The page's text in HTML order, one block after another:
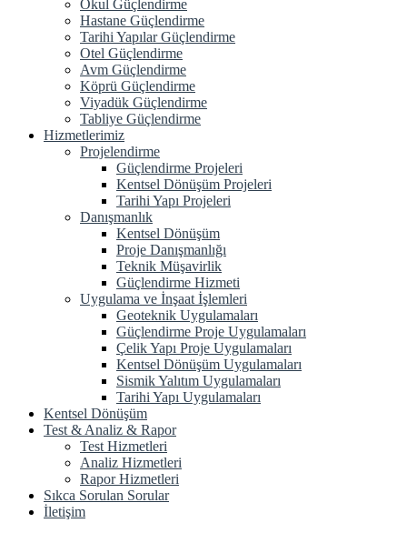
Okul Güçlendirme
Hastane Güçlendirme
Tarihi Yapılar Güçlendirme
Otel Güçlendirme
Avm Güçlendirme
Köprü Güçlendirme
Viyadük Güçlendirme
Tabliye Güçlendirme
Hizmetlerimiz
Projelendirme
Güçlendirme Projeleri
Kentsel Dönüşüm Projeleri
Tarihi Yapı Projeleri
Danışmanlık
Kentsel Dönüşüm
Proje Danışmanlığı
Teknik Müşavirlik
Güçlendirme Hizmeti
Uygulama ve İnşaat İşlemleri
Geoteknik Uygulamaları
Güçlendirme Proje Uygulamaları
Çelik Yapı Proje Uygulamaları
Kentsel Dönüşüm Uygulamaları
Sismik Yalıtım Uygulamaları
Tarihi Yapı Uygulamaları
Kentsel Dönüşüm
Test & Analiz & Rapor
Test Hizmetleri
Analiz Hizmetleri
Rapor Hizmetleri
Sıkca Sorulan Sorular
İletişim